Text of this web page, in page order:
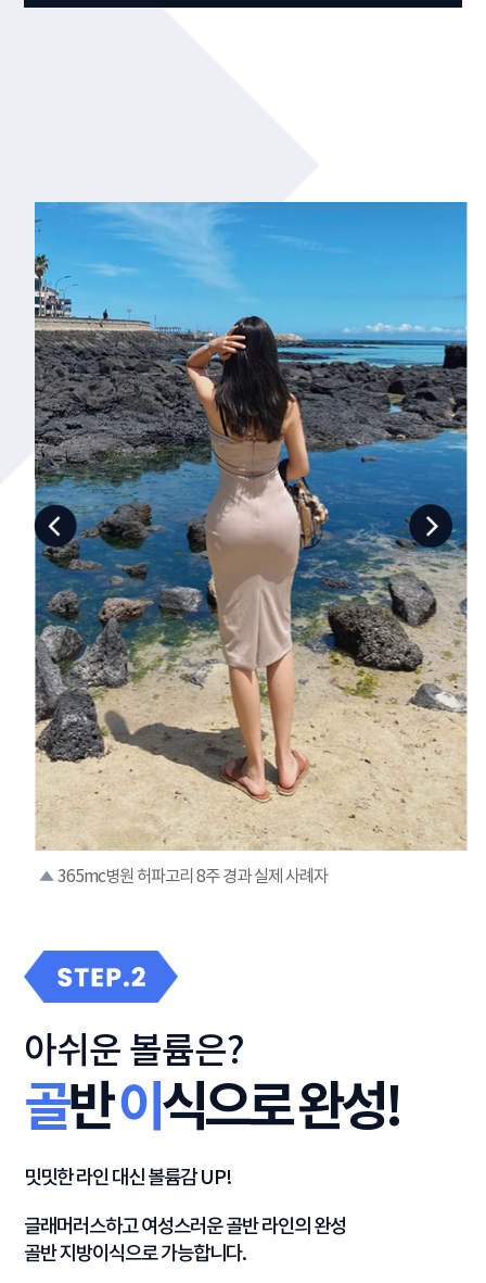
365mc병원 허파고리 8주 경과 실제 사례자
아쉬운 볼륨은?
골반이 식으로 완성!
밋밋한 라인 대신 볼륨감 UP!
글래머러스하고 여성스러운 골반 라인의 완성
골반 지방이식으로 가능합니다.